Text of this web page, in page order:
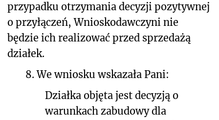
przypadku otrzymania decyzji pozytywnej
o przyłączeń, Wnioskodawczyni nie
będzie ich realizować przed sprzedażą
działek.
8. We wniosku wskazała Pani:
Działka objęta jest decyzją o
warunkach zabudowy dla